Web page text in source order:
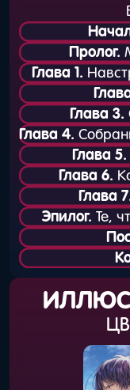
Пролог.
Глава 1.
Глава 3.
Глава 4.
Глава 5.
Глава 6.
Глава
Эпилог. Те,